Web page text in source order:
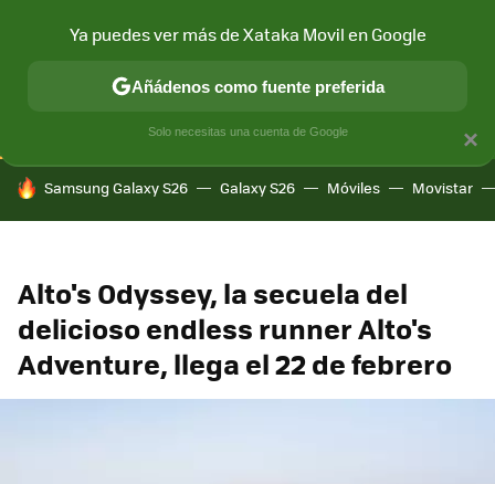
CONECTIVIDAD MÓVIL Y SOCIEDAD APLICACIONES
HOY SE HABLA DE
Samsung Galaxy S26 Galaxy S26 Móviles Movistar
Alto's Odyssey, la secuela del
delicioso endless runner Alto's
Adventure, llega el 22 de febrero
×
Ya puedes ver más de Xataka Movil en Google
Añádenos como fuente preferida
Solo necesitas una cuenta de Google